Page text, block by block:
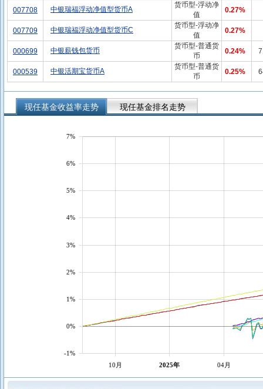
007708 中银瑞福浮动净值型货币A
货币型-浮动净
值
0.27%
007709 中银瑞福浮动净值型货币C
货币型-浮动净
值
0.27%
000699 中银薪钱包货币
货币型-普通货
币
0.24%
000539 中银活期宝货币A
货币型-普通货
币
0.25%
现任基金收益率走势 现任基金排名走势
10月 2025年 04月
-1%
0%
1%
2%
3%
4%
5%
6%
7%